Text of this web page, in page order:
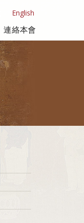
English
連絡本會